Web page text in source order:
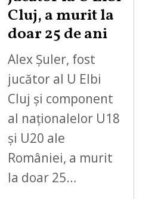
Cluj, a murit la
doar 25 de ani
Alex Șuler, fost
jucător al U Elbi
Cluj și component
al naționalelor U18
și U20 ale
României, a murit
la doar 25…